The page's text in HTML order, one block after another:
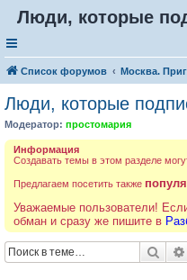
Люди, которые
Список форумов Москва.
Люди, которые
Модератор: простомария
Информация
Создавать темы в этом разделе
Предлагаем посетить также
Уважаемые пользователи!
обман и сразу же пишите в
Поиск